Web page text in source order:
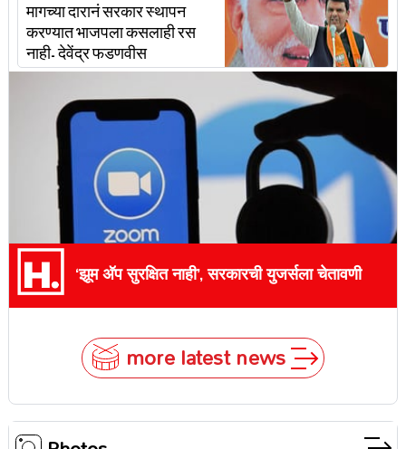
मागच्या दारानं सरकार स्थापन
करण्यात भाजपला कसलाही रस
नाही- देवेंद्र फडणवीस
‘झूम अ‍ॅप सुरक्षित नाही’, सरकारची युजर्सला चेतावणी
more latest news